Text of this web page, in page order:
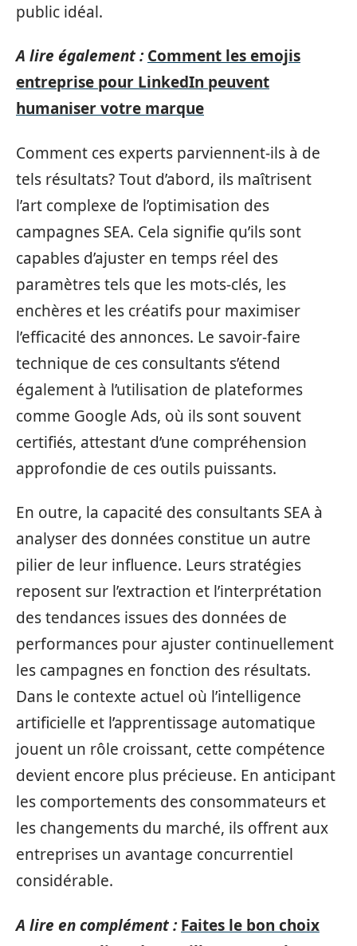
public idéal.
A lire également : Comment les emojis
entreprise pour LinkedIn peuvent
humaniser votre marque
Comment ces experts parviennent-ils à de
tels résultats? Tout d’abord, ils maîtrisent
l’art complexe de l’optimisation des
campagnes SEA. Cela signifie qu’ils sont
capables d’ajuster en temps réel des
paramètres tels que les mots-clés, les
enchères et les créatifs pour maximiser
l’efficacité des annonces. Le savoir-faire
technique de ces consultants s’étend
également à l’utilisation de plateformes
comme Google Ads, où ils sont souvent
certifiés, attestant d’une compréhension
approfondie de ces outils puissants.
En outre, la capacité des consultants SEA à
analyser des données constitue un autre
pilier de leur influence. Leurs stratégies
reposent sur l’extraction et l’interprétation
des tendances issues des données de
performances pour ajuster continuellement
les campagnes en fonction des résultats.
Dans le contexte actuel où l’intelligence
artificielle et l’apprentissage automatique
jouent un rôle croissant, cette compétence
devient encore plus précieuse. En anticipant
les comportements des consommateurs et
les changements du marché, ils offrent aux
entreprises un avantage concurrentiel
considérable.
A lire en complément : Faites le bon choix